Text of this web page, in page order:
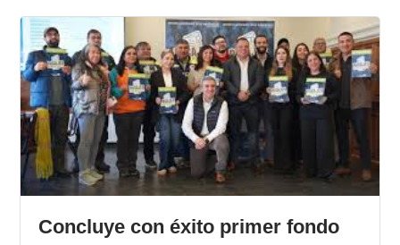
Concluye con éxito primer fondo